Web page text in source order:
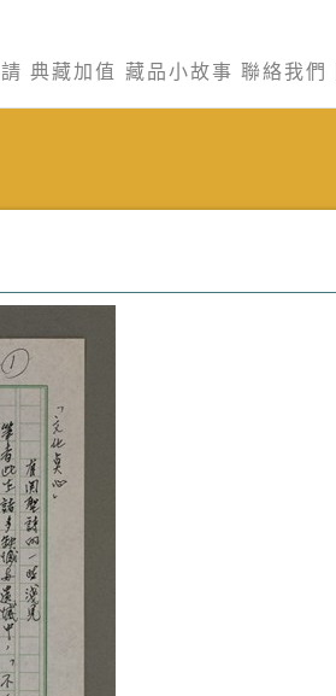
典藏加值 藏品小故事 聯絡我們